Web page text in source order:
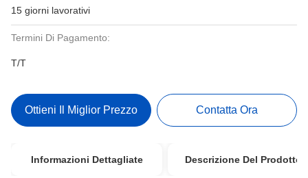
15 giorni lavorativi
Termini Di Pagamento:
T/T
Ottieni Il Miglior Prezzo Contatta Ora
Informazioni Dettagliate Descrizione Del Prodotto